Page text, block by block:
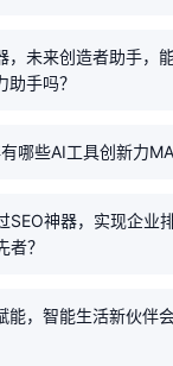
，未来创造者助手，
助手吗？
哪些AI工具创新力
SEO神器，实现企业
者？
能，智能生活新伙伴